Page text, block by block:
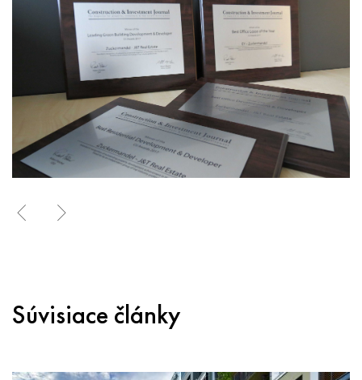
Súvisiace články